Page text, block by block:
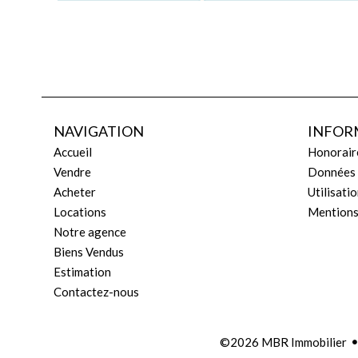
NAVIGATION
Accueil
Vendre
Acheter
Locations
Notre agence
Biens Vendus
Estimation
Contactez-nous
©2026 MBR Immobilier